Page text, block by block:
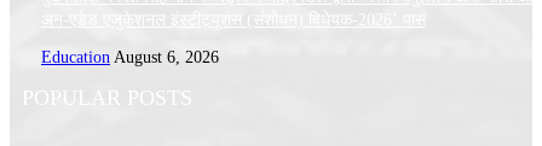
अन-एडेड एजुकेशनल इंस्टीट्यूशंस (संशोधन) विधेयक-2026’ पास
Education August 6, 2026
POPULAR POSTS